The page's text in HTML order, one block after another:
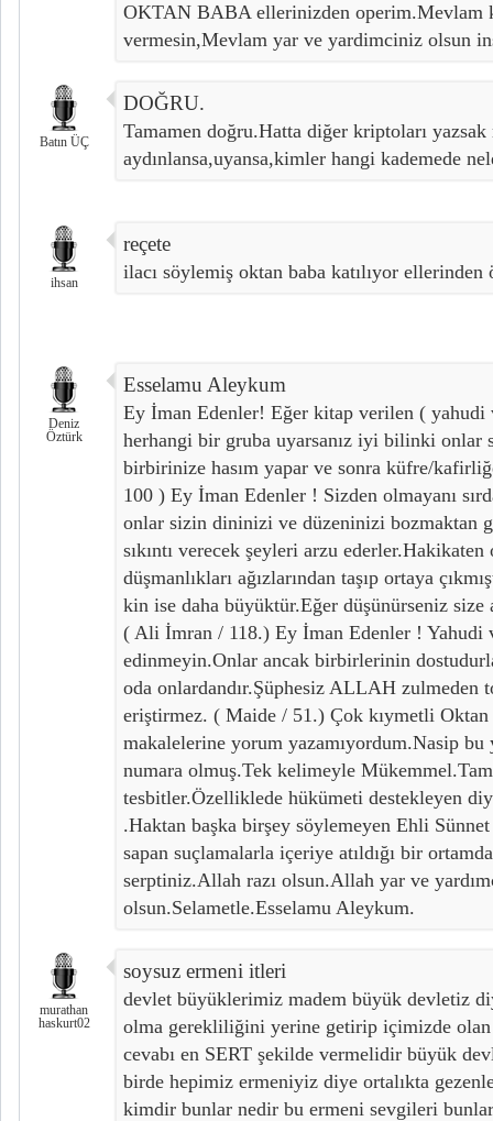
OKTAN BABA ellerinizden operim.Mevlam
vermesin,Mevlam yar ve yardimciniz olsun
Batın ÜÇ
DOĞRU.
Tamamen doğru.Hatta diğer kriptoları
aydınlansa,uyansa,kimler hangi kademede
ihsan
reçete
ilacı söylemiş oktan baba katılıyor ellerinden
Deniz
Öztürk
Esselamu Aleykum
Ey İman Edenler! Eğer kitap verilen ( yahudi
herhangi bir gruba uyarsanız iyi bilinki onlar
birbirinize hasım yapar ve sonra küfre/
100 ) Ey İman Edenler ! Sizden olmayanı
onlar sizin dininizi ve düzeninizi bozmaktan
sıkıntı verecek şeyleri arzu ederler.Hakikaten
düşmanlıkları ağızlarından taşıp ortaya
kin ise daha büyüktür.Eğer düşünürseniz
( Ali İmran / 118.) Ey İman Edenler ! Yahudi
edinmeyin.Onlar ancak birbirlerinin
oda onlardandır.Şüphesiz ALLAH zulmeden
eriştirmez. ( Maide / 51.) Çok kıymetli Oktan
makalelerine yorum yazamıyordum.Nasip
numara olmuş.Tek kelimeyle
tesbitler.Özelliklede hükümeti destekleyen
.Haktan başka birşey söylemeyen Ehli
sapan suçlamalarla içeriye atıldığı bir
serptiniz.Allah razı olsun.Allah yar ve
olsun.Selametle.Esselamu Aleykum.
murathan
haskurt02
soysuz ermeni itleri
devlet büyüklerimiz madem büyük devletiz
olma gerekliliğini yerine getirip içimizde
cevabı en SERT şekilde vermelidir büyük
birde hepimiz ermeniyiz diye ortalıkta
kimdir bunlar nedir bu ermeni sevgileri